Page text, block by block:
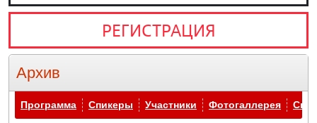
РЕГИСТРАЦИЯ
Архив
Архив
Программа Спикеры Участники Фотогаллерея